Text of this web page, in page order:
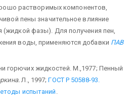
растворимых компонентов,
пены значительное влияние
(жидкой фазы). Для получения пен,
воды, применяются добавки ПАВ
горючих жидкостей. М.,1977; Пенный
Л., 1997;ГОСТ Р 50588-93.
испытаний